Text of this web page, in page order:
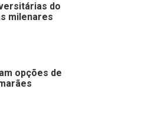
do
milenares
opções de